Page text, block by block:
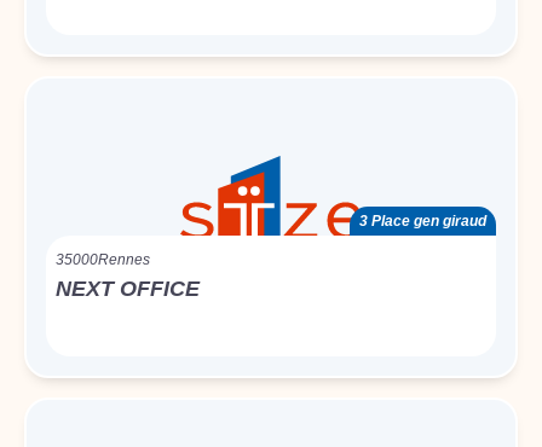
3 Place gen giraud
35000Rennes
NEXT OFFICE